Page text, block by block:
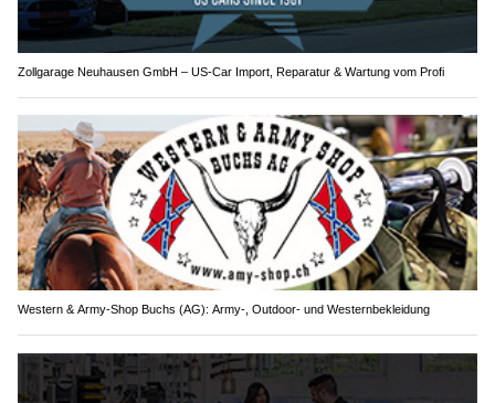
Zollgarage Neuhausen GmbH – US-Car Import, Reparatur & Wartung vom Profi
Western & Army-Shop Buchs (AG): Army-, Outdoor- und Westernbekleidung